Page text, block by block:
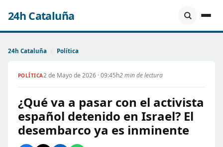
24h Cataluña
24h Cataluña › Política
POLÍTICA2 de Mayo de 2026 · 09:45h2 min de lectura
¿Qué va a pasar con el activista
español detenido en Israel? El
desembarco ya es inminente